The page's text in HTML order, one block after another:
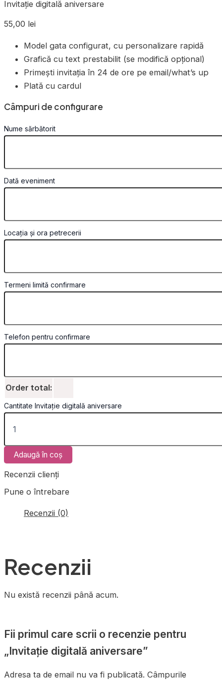
Invitație digitală aniversare
55,00 lei
Model gata configurat, cu personalizare rapidă
Grafică cu text prestabilit (se modifică opțional)
Primești invitația în 24 de ore pe email/what’s up
Plată cu cardul
Câmpuri de configurare
Nume sărbătorit
Dată eveniment
Locația și ora petrecerii
Termeni limită confirmare
Telefon pentru confirmare
Order total:
Cantitate Invitație digitală aniversare
Adaugă în coș
Recenzii clienți
Pune o întrebare
Recenzii (0)
Recenzii
Nu există recenzii până acum.
Fii primul care scrii o recenzie pentru
„Invitație digitală aniversare”
Adresa ta de email nu va fi publicată. Câmpurile